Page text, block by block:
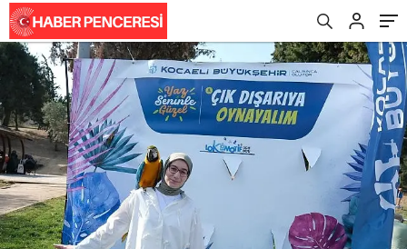
sokak hayvanları için konser düzenleyecek